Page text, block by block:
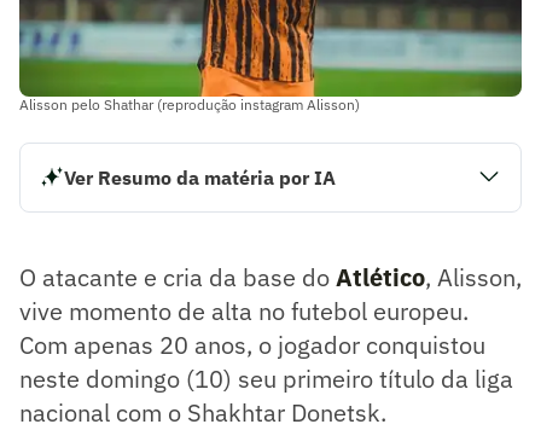
Alisson pelo Shathar (reprodução instagram Alisson)
Ver Resumo da matéria por IA
título nacional com o Shakhtar Donetsk.
Resumo supervisionado pelo jornalista!
O atacante e cria da base doAtlético, Alisson,
vive momento de alta no futebol europeu.
Com apenas 20 anos, o jogador conquistou
neste domingo (10) seu primeiro título da liga
nacional com o Shakhtar Donetsk.